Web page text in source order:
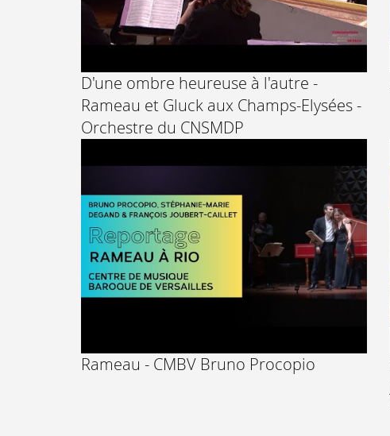
D'une ombre heureuse à l'autre -
Rameau et Gluck aux Champs-Elysées -
Orchestre du CNSMDP
Rameau - CMBV Bruno Procopio